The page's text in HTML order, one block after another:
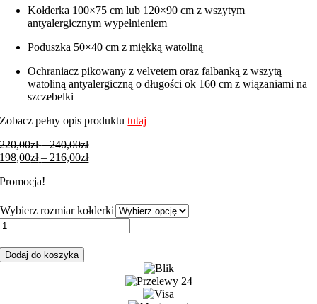
Kołderka 100×75 cm lub 120×90 cm z wszytym
antyalergicznym wypełnieniem
Poduszka 50×40 cm z miękką watoliną
Ochraniacz pikowany z velvetem oraz falbanką z wszytą
watoliną antyalergiczną o długości ok 160 cm z wiązaniami na
szczebelki
Zobacz pełny opis produktututaj
220,00zł – 240,00złZakres
cen:
240,00zł
198,00zł – 216,00złZakres
do
216,00zł
Promocja!
Wybierz rozmiar kołderki
Dodaj do koszyka